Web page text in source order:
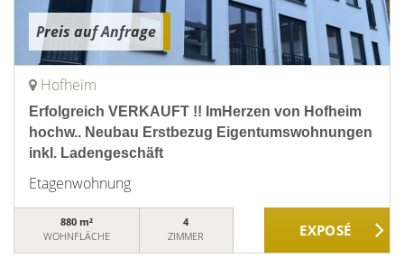
Preis auf Anfrage
Hofheim
Erfolgreich VERKAUFT !! ImHerzen von Hofheim
hochw.. Neubau Erstbezug Eigentumswohnungen
inkl. Ladengeschäft
Etagenwohnung
880 m²
WOHNFLÄCHE
4
ZIMMER